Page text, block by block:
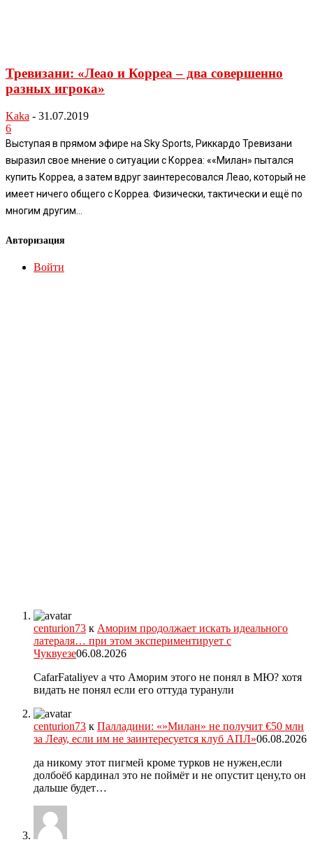
Тревизани: «Леао и Корреа – два совершенно
разных игрока»
Kaka - 31.07.2019
6
Выступая в прямом эфире на Sky Sports, Риккардо Тревизани
выразил свое мнение о ситуации с Корреа: ««Милан» пытался
купить Корреа, а затем вдруг заинтересовался Леао, который не
имеет ничего общего с Корреа. Физически, тактически и ещё по
многим другим...
Авторизация
Войти
centurion73 к Аморим продолжает искать идеального
латераля… при этом экспериментирует с
Чуквуезе06.08.2026
CafarFataliyev а что Аморим этого не понял в МЮ? хотя
видать не понял если его оттуда туранули
centurion73 к Палладини: «»Милан» не получит €50 млн
за Леау, если им не заинтересуется клуб АПЛ»06.08.2026
да никому этот пигмей кроме турков не нужен,если
долбоёб кардинал это не поймёт и не опустит цену,то он
дальше будет…